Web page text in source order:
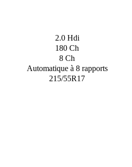
2.0 Hdi
180 Ch
8 Ch
Automatique à 8 rapports
215/55R17